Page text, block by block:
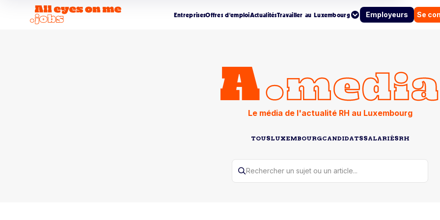
EntreprisesOffres d'emploiActualitésTravailler au Luxembourg Employeurs Se
Le média de l'actualité RH au Luxembourg
TOUSLUXEMBOURGCANDIDATSSALARIÉSRH
Rechercher un sujet ou un article...